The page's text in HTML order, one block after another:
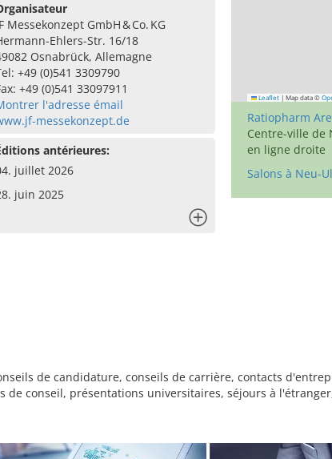
Messekonzept GmbH & Co. KG
Ehlers-Str. 16/18
Osnabrück, Allemagne
+49 (0)541 3309790
+49 (0)541 33097911
l'adresse émail
messekonzept.de
antérieures:
juillet 2026
juin 2025
Leaflet | Map data ©
Ratiopharm
Centre-ville de
en ligne droite
Salons à Neu-
de candidature, conseils de carrière, contacts
conseil, présentations universitaires, séjours à